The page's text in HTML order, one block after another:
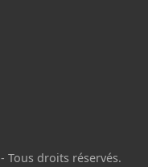
- Tous droits réservés.